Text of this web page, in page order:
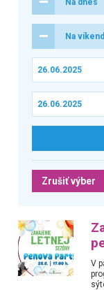
Na víkend
Zrušiť výber
V